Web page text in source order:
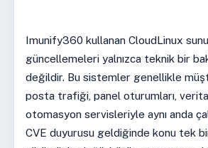
Imunify360 kullanan CloudLinux
güncellemeleri yalnızca teknik bir
değildir. Bu sistemler genellikle
posta trafiği, panel oturumları,
otomasyon servisleriyle aynı anda
CVE duyurusu geldiğinde konu tek